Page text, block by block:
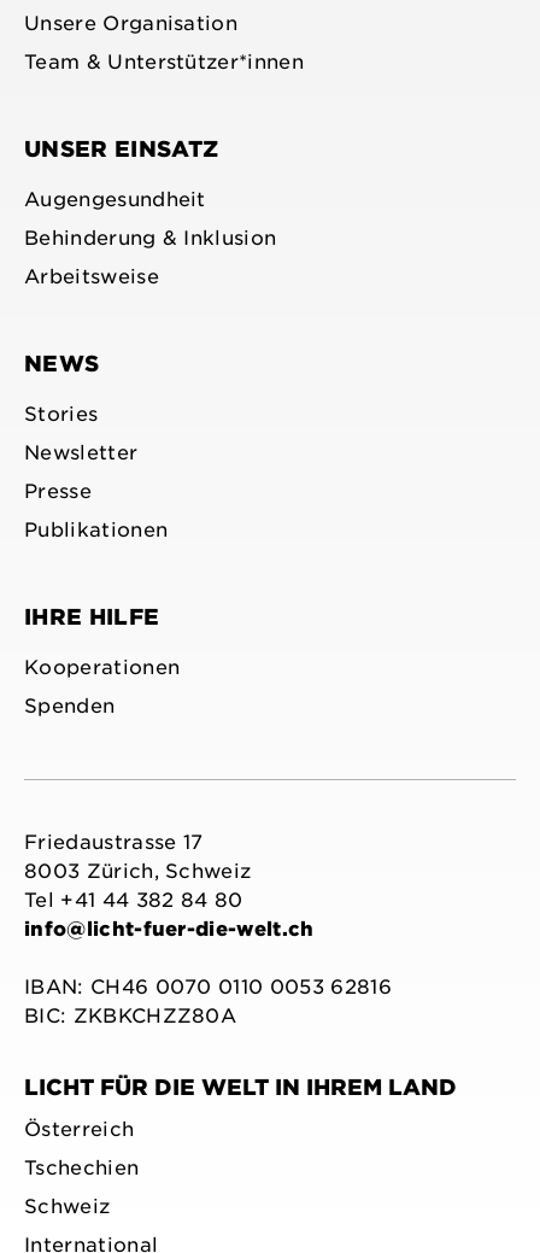
Unsere Organisation
Team & Unterstützer*innen
UNSER EINSATZ
Augengesundheit
Behinderung & Inklusion
Arbeitsweise
NEWS
Stories
Newsletter
Presse
Publikationen
IHRE HILFE
Kooperationen
Spenden
Friedaustrasse 17
8003 Zürich, Schweiz
Tel +41 44 382 84 80
info@licht-fuer-die-welt.ch
IBAN: CH46 0070 0110 0053 62816
BIC: ZKBKCHZZ80A
LICHT FÜR DIE WELT IN IHREM LAND
Österreich
Tschechien
Schweiz
International